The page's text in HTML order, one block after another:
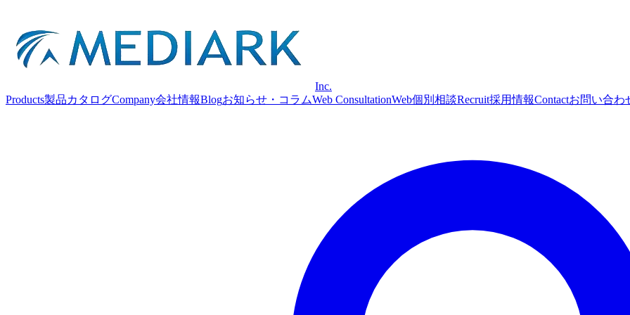
Inc.
Products製品カタログCompany会社情報Blogお知らせ・コラムWeb ConsultationWeb個別相談Recruit採用情報Contactお問い合わ